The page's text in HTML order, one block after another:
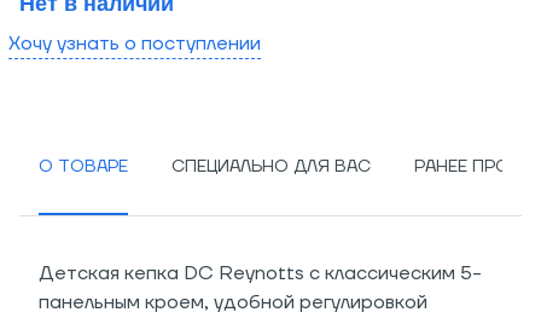
Хочу узнать о поступлении
О ТОВАРЕ СПЕЦИАЛЬНО ДЛЯ ВАС РАНЕЕ
Детская кепка DC Reynotts с классическим 5-
панельным кроем, удобной регулировкой